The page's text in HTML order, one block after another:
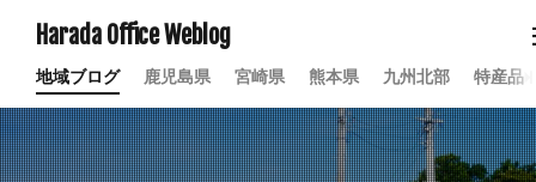
Harada Office Weblog
地域ブログ 鹿児島県 宮崎県 熊本県 九州北部 特産品